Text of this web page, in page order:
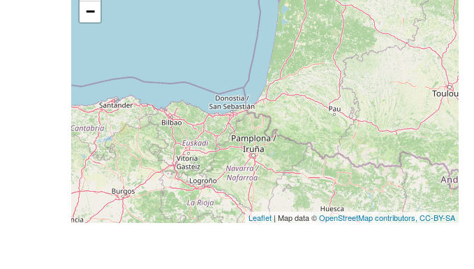
−
Leaflet | Map data ©OpenStreetMap contributors, CC-BY-SA